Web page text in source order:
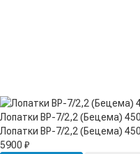
Лопатки ВР-7/2,2 (Бецема)
Лопатки ВР-7/2,2 (Бецема)
5900 ₽